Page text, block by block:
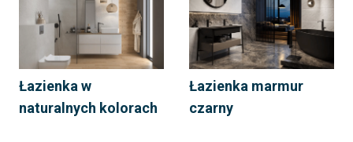
Łazienka w
naturalnych kolorach
Łazienka marmur
czarny